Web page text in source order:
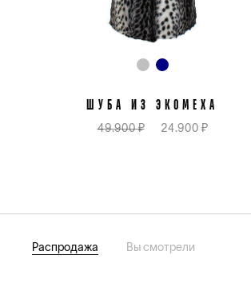
ШУБА ИЗ ЭКОМЕХА
49.900 ₽ 24.900 ₽
Распродажа Вы смотрели